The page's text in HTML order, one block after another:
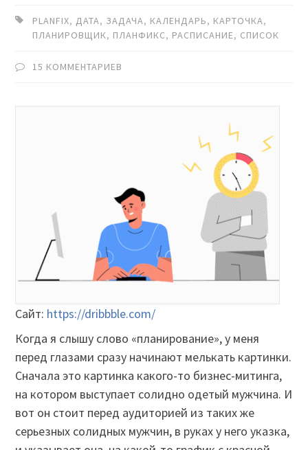
PLANFIX, ДАТА, ЗАДАЧА, КАЛЕНДАРЬ, КАРТОЧКА,
ПЛАНИРОВЩИК, ПЛАНФИКС, РАСПИСАНИЕ, СПИСОК
15 КОММЕНТАРИЕВ
Сайт: https://dribbble.com/
Когда я слышу слово «планирование», у меня
перед глазами сразу начинают мелькать картинки.
Сначала это картинка какого-то бизнес-митинга,
на котором выступает солидно одетый мужчина. И
вот он стоит перед аудиторией из таких же
серьезных солидных мужчин, в руках у него указка,